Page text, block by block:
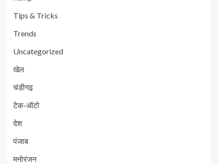
Tips & Tricks
Trends
Uncategorized
खेल
चंडीगढ़
टेक-ऑटो
देश
पंजाब
मनोरंजन